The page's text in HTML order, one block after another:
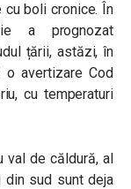
boli cronice. În
a prognozat
țării, astăzi, în
avertizare Cod
cu temperaturi
val de căldură, al
din sud sunt deja